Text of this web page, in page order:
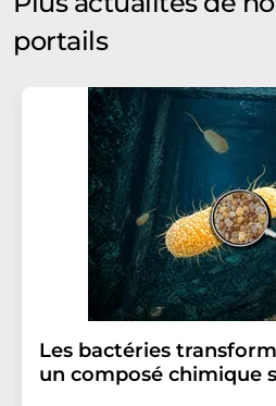
portails
Les bactéries
un composé chimique